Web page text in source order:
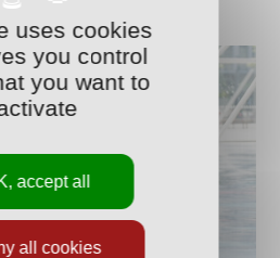
uses cookies
you control
you want to
accept all
all cookies